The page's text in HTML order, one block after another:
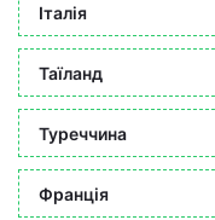
Італія
Таїланд
Туреччина
Франція